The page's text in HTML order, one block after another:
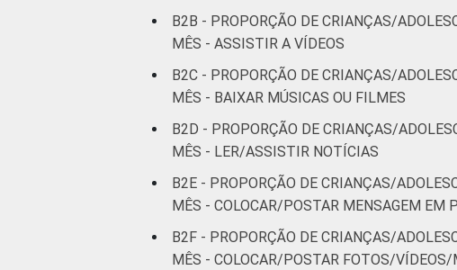
B2B - PROPORÇÃO DE CRIANÇAS/
MÊS - ASSISTIR A VÍDEOS
B2C - PROPORÇÃO DE CRIANÇAS/
MÊS - BAIXAR MÚSICAS OU FILMES
B2D - PROPORÇÃO DE CRIANÇAS/
MÊS - LER/ASSISTIR NOTÍCIAS
B2E - PROPORÇÃO DE CRIANÇAS/
MÊS - COLOCAR/POSTAR MENSAGEM EM
B2F - PROPORÇÃO DE CRIANÇAS/
MÊS - COLOCAR/POSTAR FOTOS/